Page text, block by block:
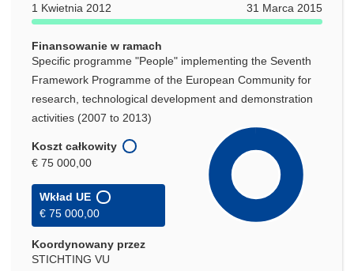
1 Kwietnia 2012
31 Marca 2015
Finansowanie w ramach
Specific programme "People" implementing the Seventh
Framework Programme of the European Community for
research, technological development and demonstration
activities (2007 to 2013)
Koszt całkowity
€ 75 000,00
Wkład UE
€ 75 000,00
Koordynowany przez
STICHTING VU